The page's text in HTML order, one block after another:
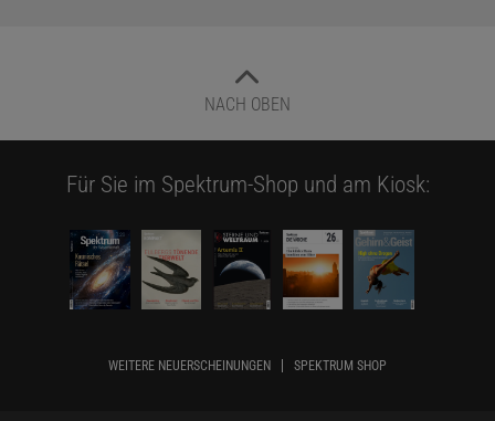
NACH OBEN
Für Sie im Spektrum-Shop und am Kiosk:
WEITERE NEUERSCHEINUNGEN SPEKTRUM SHOP